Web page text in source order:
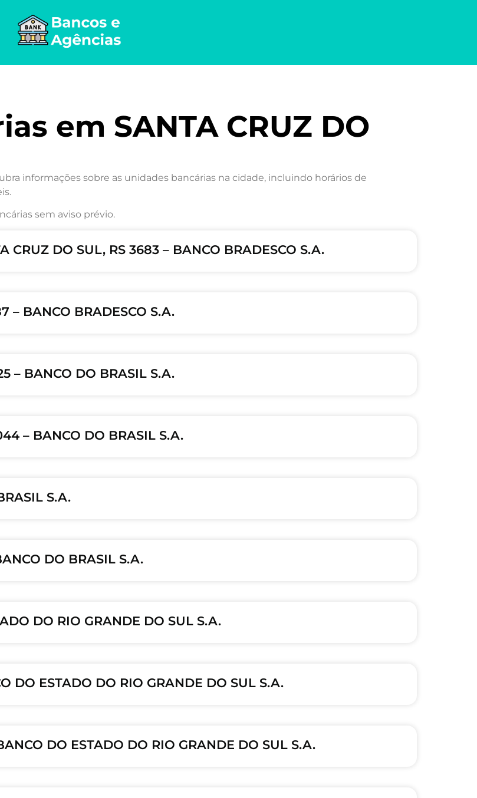
em SANTA CRUZ DO
informações sobre as unidades bancárias na cidade, incluindo horários de
sem aviso prévio.
CRUZ DO SUL, RS 3683 – BANCO BRADESCO S.A.
– BANCO BRADESCO S.A.
– BANCO DO BRASIL S.A.
– BANCO DO BRASIL S.A.
S.A.
DO BRASIL S.A.
DO RIO GRANDE DO SUL S.A.
DO ESTADO DO RIO GRANDE DO SUL S.A.
DO ESTADO DO RIO GRANDE DO SUL S.A.